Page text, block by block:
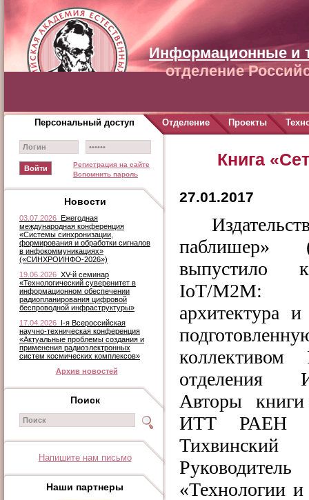
Информационные и
отделение
Регистрация на сайте
Вспомнить пароль
Новости
03.07.2026 Ежегодная
международная конференция
«Системы синхронизации,
формирования и обработки сигналов
в инфокоммуникациях»
(«СИНХРОИНФО-2026»)
19.06.2026 XV-й семинар
«Технологический суверенитет в
информационном обеспечении
радиопланирования цифровой
беспроводной инфраструктуры»
17.04.2026 I-я Всероссийская
научно-техническая конференция
«Актуальные проблемы создания и
применения радиоэлектронных
систем космических комплексов»
Архив новостей
Поиск
Напишите нам письмо
Наши партнеры
Книга
27.01.2017
паблишер»
выпустило
IoT/M2M:
архитектура
коллективом
Авторы книги
ИТТ РАЕН
«Технологии
Персональный доступ Отделение Проекты